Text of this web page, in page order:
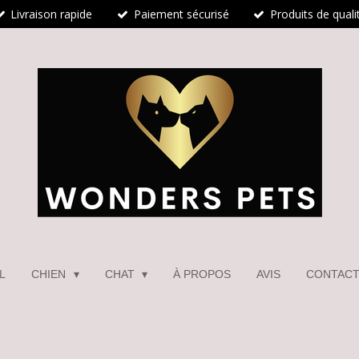
Livraison rapide Paiement sécurisé Produits de
CHIEN CHAT À PROPOS AVIS